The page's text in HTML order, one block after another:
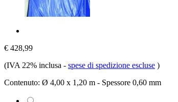
€ 428,99
(IVA 22% inclusa - spese di spedizione escluse )
Contenuto: Ø 4,00 x 1,20 m - Spessore 0,60 mm